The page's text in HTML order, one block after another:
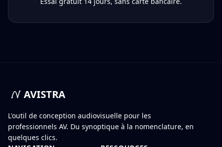
AVISTRA
L'outil de conception audiovisuelle pour les
professionnels AV. Du synoptique à la nomenclature, en
quelques clics.